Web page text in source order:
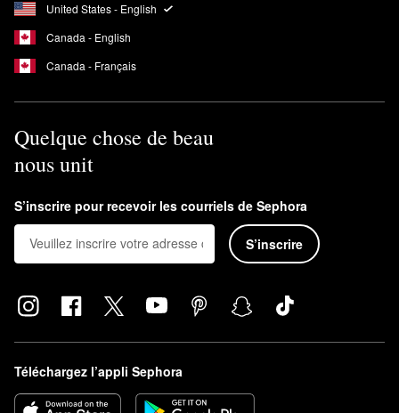
United States - English
Canada - English
Canada - Français
Quelque chose de beau
nous unit
S’inscrire pour recevoir les courriels de Sephora
S’inscrire
Téléchargez l’appli Sephora